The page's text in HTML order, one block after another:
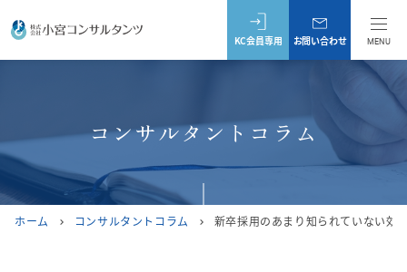
MENU
KC会員専用 お問い合わせ
コンサルタントコラム
ホーム chevron_right コンサルタントコラム chevron_right 新卒採用のあまり知られていない効